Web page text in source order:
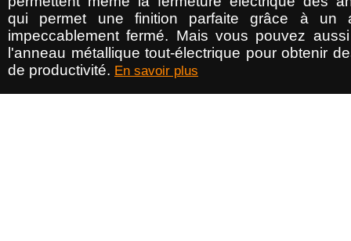
qui permet une finition parfaite grâce à un
impeccablement fermé. Mais vous pouvez
l'anneau métallique tout-électrique pour obtenir
de productivité. En savoir plus